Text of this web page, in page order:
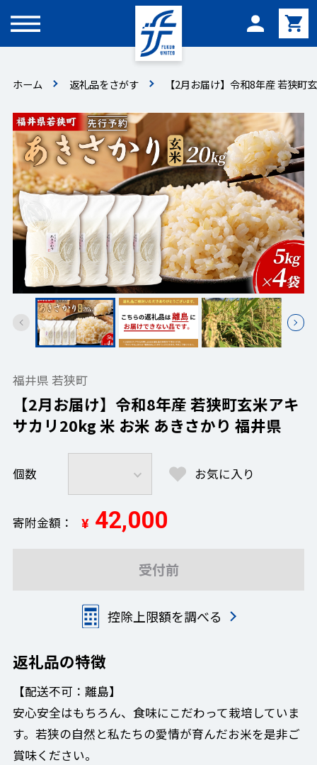
メニュー
ホーム 返礼品をさがす 【2月お届け】令和8年産 若狭町
福井県 若狭町
【2月お届け】令和8年産 若狭町玄米アキ
サカリ20kg 米 お米 あきさかり 福井県
個数 お気に入り
寄附金額 ¥42,000
受付前
控除上限額を調べる
返礼品の特徴
【配送不可：離島】
安心安全はもちろん、食味にこだわって栽培していま
す。若狭の自然と私たちの愛情が育んだお米を是非ご
賞味ください。